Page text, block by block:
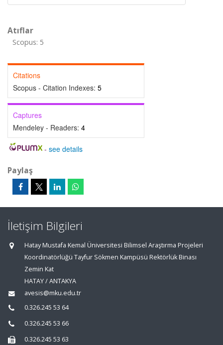
Atıflar
Scopus: 5
Citations
Scopus - Citation Indexes: 5
Captures
Mendeley - Readers: 4
- see details
Paylaş
İletişim Bilgileri
Hatay Mustafa Kemal Üniversitesi Bilimsel Araştırma Projeleri
Koordinatörlüğü Tayfur Sökmen Kampüsü Rektörlük Binası
Zemin Kat
HATAY / ANTAKYA
avesis@mku.edu.tr
0.326.245 53 64
0.326.245 53 66
0.326.245 53 63